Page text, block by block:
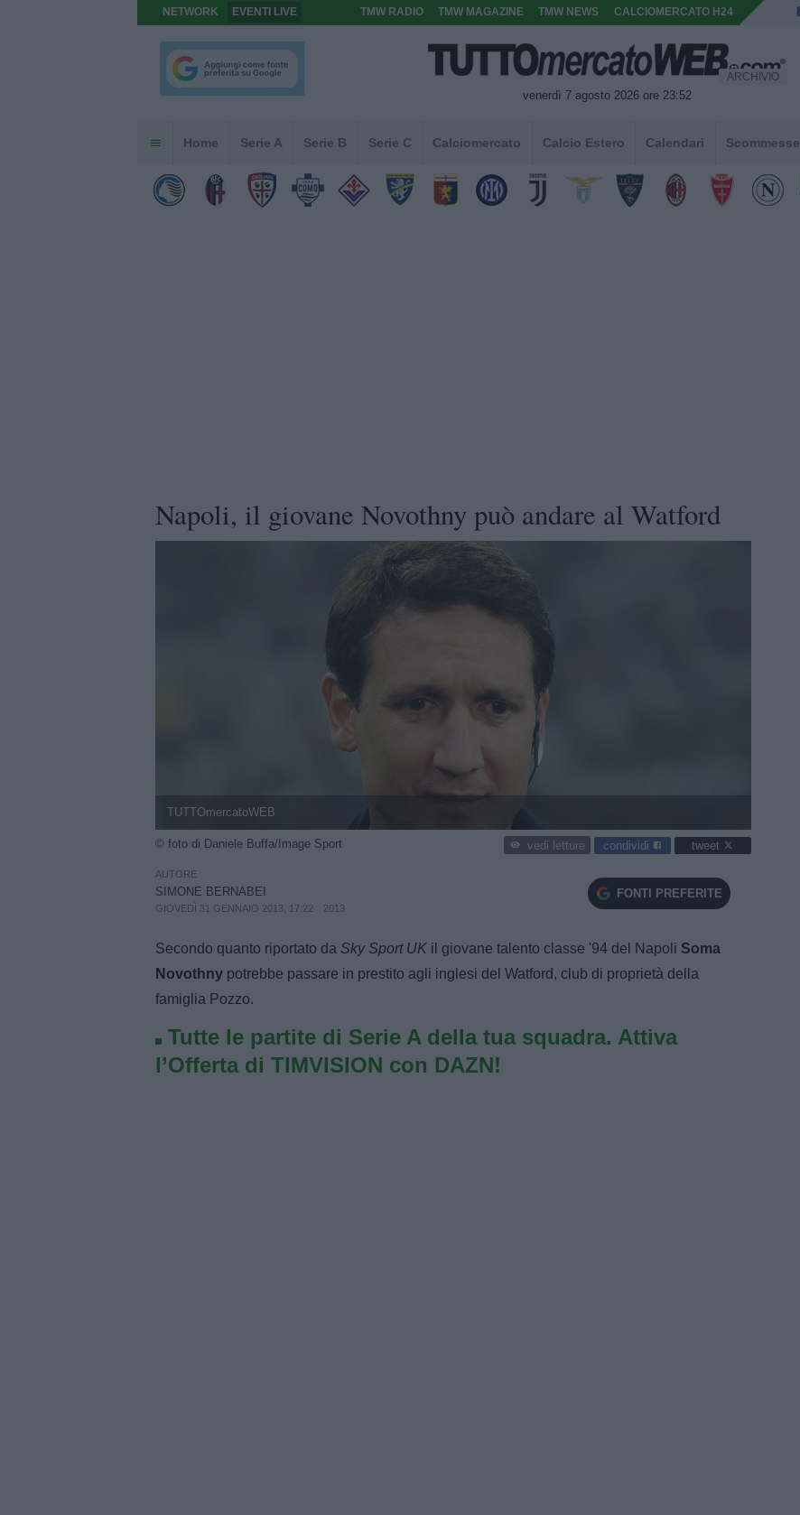
NETWORK EVENTI LIVE TMW RADIO TMW MAGAZINE TMW NEWS CALCIOMERCATO H24
venerdì 7 agosto 2026 ore 23:52
ARCHIVIO
Home Serie A Serie B Serie C Calciomercato Calcio Estero Calendari Scommesse
Napoli, il giovane Novothny può andare al Watford
TUTTOmercatoWEB
© foto di Daniele Buffa/Image Sport vedi letture condividi tweet
AUTORE
SIMONE BERNABEI
GIOVEDÌ 31 GENNAIO 2013, 17:22 2013
FONTI PREFERITE
Secondo quanto riportato da Sky Sport UK il giovane talento classe '94 del Napoli Soma
Novothny potrebbe passare in prestito agli inglesi del Watford, club di proprietà della
famiglia Pozzo.
Tutte le partite di Serie A della tua squadra. Attiva
l’Offerta di TIMVISION con DAZN!